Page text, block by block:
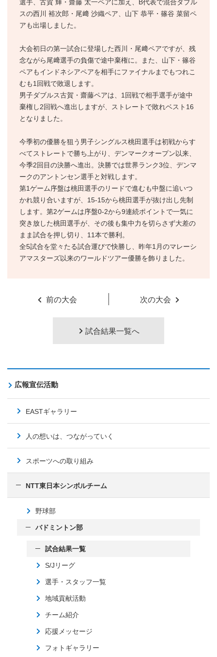
選手、古賀 輝・齋藤 太一ペアに加え、B代表で混合ダブル
スの西川 裕次郎・尾﨑 沙織ペア、山下 恭平・篠谷 菜留ペ
アも出場しました。
大会初日の第一試合に登場した西川・尾﨑ペアですが、残
念ながら尾﨑選手の負傷で途中棄権に。また、山下・篠谷
ペアもインドネシアペアを相手にファイナルまでもつれこ
むも1回戦で敗退します。
男子ダブルス古賀・齋藤ペアは、1回戦で相手選手が途中
棄権し2回戦へ進出しますが、ストレートで敗れベスト16
となりました。
今季初の優勝を狙う男子シングルス桃田選手は初戦からす
べてストレートで勝ち上がり、デンマークオープン以来、
今季2回目の決勝へ進出。決勝では世界ランク3位、デンマ
ークのアントンセン選手と対戦します。
第1ゲーム序盤は桃田選手のリードで進むも中盤に追いつ
かれ競り合いますが、15-15から桃田選手が抜け出し先制
します。第2ゲームは序盤0-2から9連続ポイントで一気に
突き放した桃田選手が、その後も集中力を切らさず大差の
まま試合を押し切り、11本で勝利。
全5試合を堂々たる試合運びで快勝し、昨年1月のマレーシ
アマスターズ以来のワールドツアー優勝を飾りました。
前の大会 次の大会
試合結果一覧へ
広報宣伝活動
EASTギャラリー
人の想いは、つながっていく
スポーツへの取り組み
NTT東日本シンボルチーム
野球部
バドミントン部
試合結果一覧
S/Jリーグ
選手・スタッフ一覧
地域貢献活動
チーム紹介
応援メッセージ
フォトギャラリー